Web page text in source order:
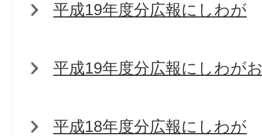
平成19年度分広報にしわが
平成19年度分広報にしわが
平成18年度分広報にしわが